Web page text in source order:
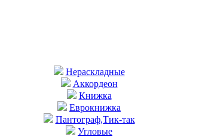
Нераскладные
Аккордеон
Книжка
Еврокнижка
Пантограф,Тик-так
Угловые